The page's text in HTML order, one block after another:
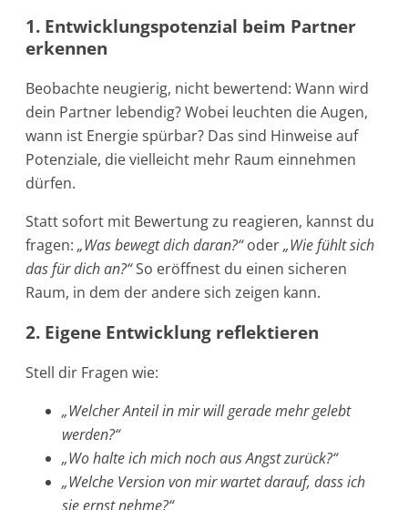
1. Entwicklungspotenzial beim Partner
erkennen
Beobachte neugierig, nicht bewertend: Wann wird
dein Partner lebendig? Wobei leuchten die Augen,
wann ist Energie spürbar? Das sind Hinweise auf
Potenziale, die vielleicht mehr Raum einnehmen
dürfen.
Statt sofort mit Bewertung zu reagieren, kannst du
fragen: „Was bewegt dich daran?“oder„Wie fühlt sich
das für dich an?“So eröffnest du einen sicheren
Raum, in dem der andere sich zeigen kann.
2. Eigene Entwicklung reflektieren
Stell dir Fragen wie:
„Welcher Anteil in mir will gerade mehr gelebt
werden?“
„Wo halte ich mich noch aus Angst zurück?“
„Welche Version von mir wartet darauf, dass ich
sie ernst nehme?“